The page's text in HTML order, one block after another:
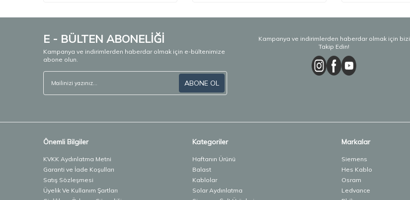
E - BÜLTEN ABONELİĞİ
Kampanya ve indirimlerden haberdar olmak için e-bültenimize
abone olun.
ABONE OL
Kampanya ve indirimlerden haberdar olmak için bizi
Takip Edin!
Önemli Bilgiler
KVKK Aydınlatma Metni
Garanti ve İade Koşulları
Satış Sözleşmesi
Üyelik Ve Kullanım Şartları
Kategoriler
Haftanın Ürünü
Balast
Kablolar
Solar Aydınlatma
Markalar
Siemens
Hes Kablo
Osram
Ledvance